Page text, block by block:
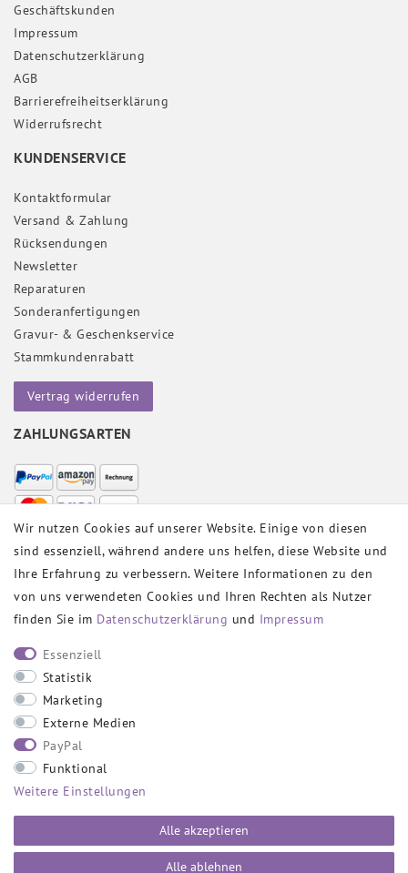
Geschäftskunden
Impressum
Daten­schutz­erklärung
AGB
Barrierefreiheitserklärung
Widerrufs­recht
KUNDENSERVICE
Kontaktformular
Versand & Zahlung
Rücksendungen
Newsletter
Reparaturen
Sonderanfertigungen
Gravur- & Geschenkservice
Stammkundenrabatt
Vertrag widerrufen
ZAHLUNGSARTEN
VERSANDPARTNER
SOCIAL
SICHER EINKAUFEN
Wir nutzen Cookies auf unserer Website. Einige von diesen
sind essenziell, während andere uns helfen, diese Website und
Ihre Erfahrung zu verbessern. Weitere Informationen zu den
von uns verwendeten Cookies und Ihren Rechten als Nutzer
finden Sie im Daten­schutz­erklärung und Impressum
Essenziell
Statistik
Marketing
Externe Medien
PayPal
Funktional
Weitere Einstellungen
Alle akzeptieren
Alle ablehnen